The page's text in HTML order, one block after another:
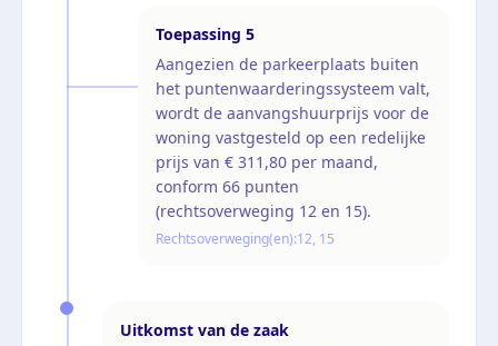
Toepassing 5
Aangezien de parkeerplaats buiten
het puntenwaarderingssysteem valt,
wordt de aanvangshuurprijs voor de
woning vastgesteld op een redelijke
prijs van € 311,80 per maand,
conform 66 punten
(rechtsoverweging 12 en 15).
Rechtsoverweging(en):12, 15
Uitkomst van de zaak